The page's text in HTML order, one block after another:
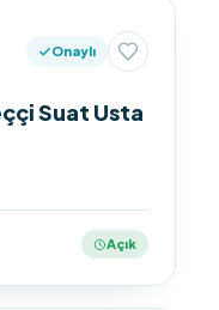
Onaylı
Suat Usta
Açık